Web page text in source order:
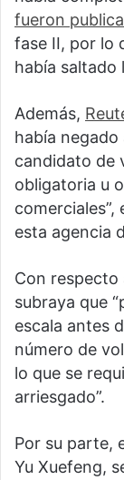
fueron
fase II, por lo
había saltado
Además,
había negado
candidato de
obligatoria u
esta agencia
Con respecto
subraya que
escala antes
número de
lo que se
arriesgado”.
Por su parte,
Yu Xuefeng,